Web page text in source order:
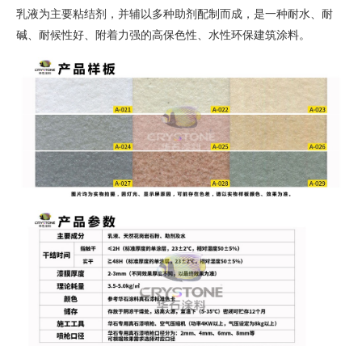
乳液为主要粘结剂，并辅以多种助剂配制而成，是一种耐水、耐
碱、耐候性好、附着力强的高保色性、水性环保建筑涂料。